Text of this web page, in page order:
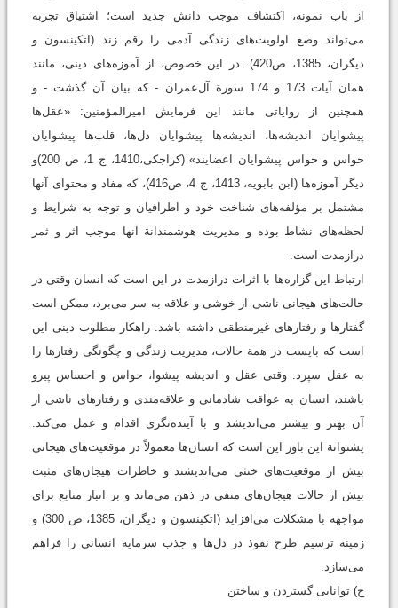
از باب نمونه، اکتشاف موجب دانش جدید است؛ اشتیاق تجربه
می‌تواند وضع اولویت‌های زندگی آدمی را رقم زند (اتکینسون و
دیگران، 1385، ص420). در این خصوص، از آموزه‌های دینی، مانند
همان آیات 173 و 174 سورة آل‌عمران - که بیان آن گذشت - و
همچنین از روایاتی مانند این فرمایش امیرالمؤمنين: «عقل‌ها
پیشوایان اندیشه‌ها، اندیشه‌ها پیشوایان دل‌ها، قلب‌ها پیشوایان
حواس و حواس پیشوایان اعضایند» (کراجکی،1410، ج 1، ص 200)و
دیگر آموزه‌ها (ابن بابویه، 1413، ج 4، ص416)، که مفاد و محتوای آنها
مشتمل بر مؤلفه‌های شناخت خود و اطرافیان و توجه به شرایط و
لحظه‌های نشاط بوده و مدیریت هوشمندانة آنها موجب اثر و ثمر
درازمدت است.
ارتباط این گزاره‌ها با اثرات درازمدت در این است که انسان وقتی در
حالت‌های هیجانی ناشی از خوشی و علاقه به سر می‌برد، ممکن است
گفتارها و رفتارهای غیرمنطقی داشته باشد. راهکار مطلوب دینی این
است که بایست در همة حالات، مدیریت زندگی و چگونگی رفتارها را
به عقل سپرد. وقتی عقل و اندیشه پیشوا، حواس و احساس پیرو
باشند، انسان به عواقب شادمانی و علاقه‌مندی و رفتارهای ناشی از
آن بهتر و بیشتر می‌اندیشد و با آینده‌نگری اقدام و عمل می‌کند.
پشتوانة این باور این است که انسان‌ها معمولاً در موقعیت‌های هیجانی
بیش از موقعیت‌های خنثی می‌اندیشند و خاطرات هیجان‌های مثبت
بیش از حالات هیجان‌های منفی در ذهن می‌ماند و بر انبار منابع برای
مواجهه با مشکلات می‌افزاید (اتکینسون و دیگران، 1385، ص 300) و
زمینة ترسیم طرح نفوذ در دل‌ها و جذب سرمایة انسانی را فراهم
می‌سازد.
ج) توانایی گستردن و ساختن